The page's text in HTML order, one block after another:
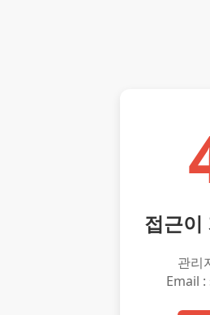
접근이
관리
Email